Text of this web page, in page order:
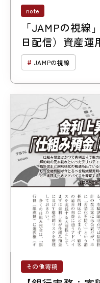
note
「JAMPの視線
日配信）資産運
JAMPの視線
その他寄稿